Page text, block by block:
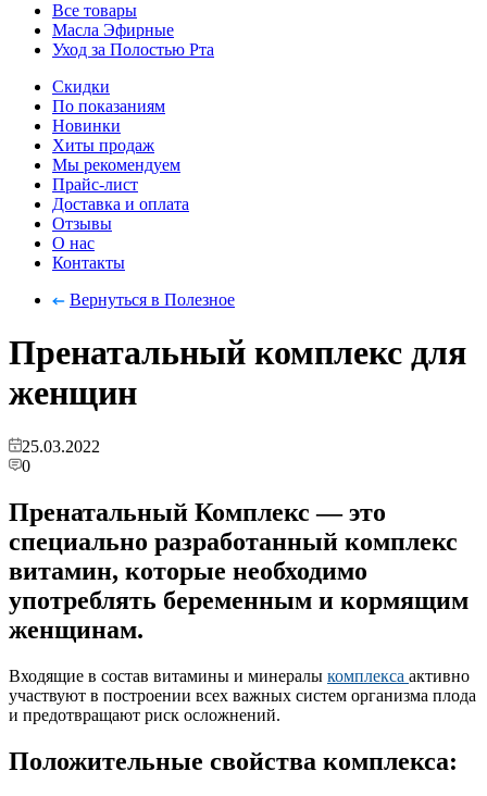
Все товары
Масла Эфирные
Уход за Полостью Рта
Скидки
По показаниям
Новинки
Хиты продаж
Мы рекомендуем
Прайс-лист
Доставка и оплата
Отзывы
О нас
Контакты
Вернуться в Полезное
Пренатальный комплекс для
женщин
25.03.2022
0
Пренатальный Комплекс — это
специально разработанный комплекс
витамин, которые необходимо
употреблять беременным и кормящим
женщинам.
Входящие в состав витамины и минералы комплекса активно
участвуют в построении всех важных систем организма плода
и предотвращают риск осложнений.
Положительные свойства комплекса: